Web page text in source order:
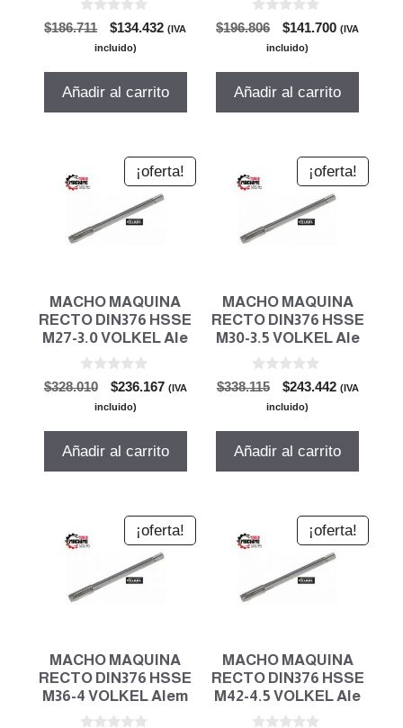
0
d
$186.711
El
precio
era:
$134.432El(IVA
incluido)
Añadir al carrito
0
d
$196.806
El
precio
era:
$141.700El(IVA
incluido)
Añadir al carrito
¡oferta!
MACHO MAQUINA
RECTO DIN376 HSSE
M27-3.0 VOLKEL Ale
0
d
$328.010
El
precio
era:
$236.167El(IVA
incluido)
Añadir al carrito
¡oferta!
MACHO MAQUINA
RECTO DIN376 HSSE
M30-3.5 VOLKEL Ale
0
d
$338.115
El
precio
era:
$243.442El(IVA
incluido)
Añadir al carrito
¡oferta!
MACHO MAQUINA
RECTO DIN376 HSSE
M36-4 VOLKEL Alem
¡oferta!
MACHO MAQUINA
RECTO DIN376 HSSE
M42-4.5 VOLKEL Ale